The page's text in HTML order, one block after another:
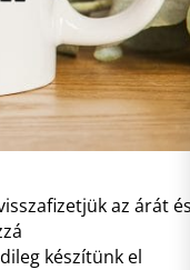
az árát
készítünk el